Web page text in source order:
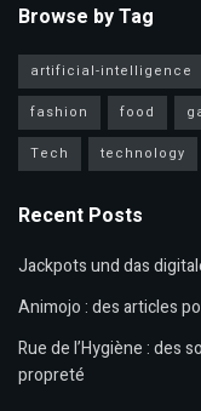
Browse by Tag
artificial-intelligence
fashion
food
Tech
technology
Recent Posts
Jackpots und das
Animojo : des articles
Rue de l’Hygiène : des
propreté